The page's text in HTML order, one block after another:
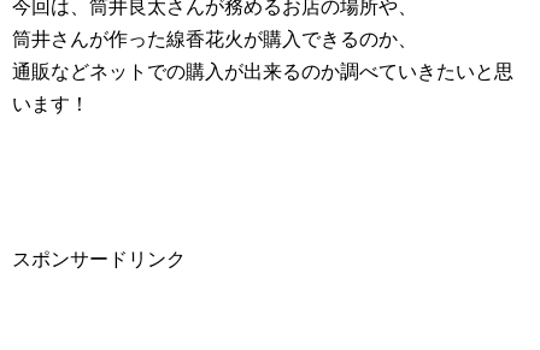
今回は、筒井良太さんが務めるお店の場所や、
筒井さんが作った線香花火が購入できるのか、
通販などネットでの購入が出来るのか調べていきたいと思
います！
スポンサードリンク